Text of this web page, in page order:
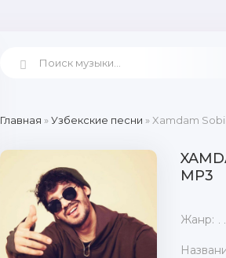
Главная »Узбекские песни » Xamdam
MP3
Жанр: